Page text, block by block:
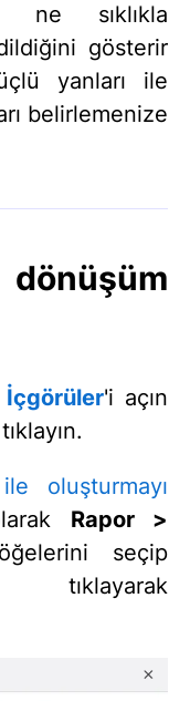
ne sıklıkla
gösterir
yanları ile
belirlemenize
İçgörüler'i açın
oluşturmayı
Rapor >
seçip
tıklayarak